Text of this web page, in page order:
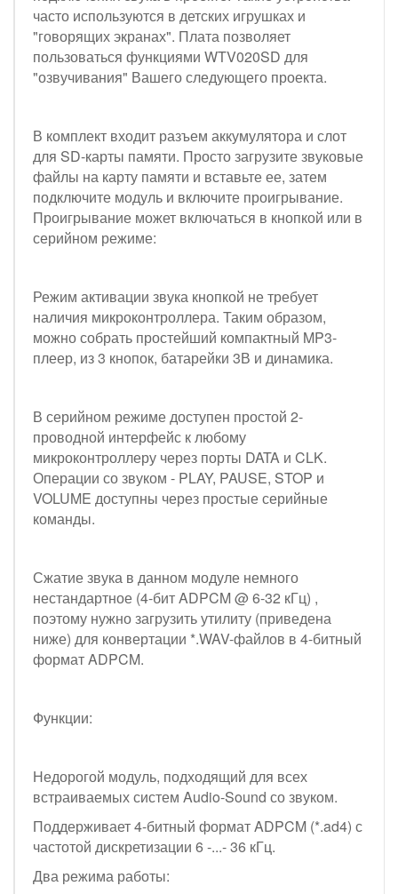
часто используются в детских игрушках и
"говорящих экранах". Плата позволяет
пользоваться функциями WTV020SD для
"озвучивания" Вашего следующего проекта.
В комплект входит разъем аккумулятора и слот
для SD-карты памяти. Просто загрузите звуковые
файлы на карту памяти и вставьте ее, затем
подключите модуль и включите проигрывание.
Проигрывание может включаться в кнопкой или в
серийном режиме:
Режим активации звука кнопкой не требует
наличия микроконтроллера. Таким образом,
можно собрать простейший компактный MP3-
плеер, из 3 кнопок, батарейки 3В и динамика.
В серийном режиме доступен простой 2-
проводной интерфейс к любому
микроконтроллеру через порты DATA и CLK.
Операции со звуком - PLAY, PAUSE, STOP и
VOLUME доступны через простые серийные
команды.
Сжатие звука в данном модуле немного
нестандартное (4-бит ADPCM @ 6-32 кГц) ,
поэтому нужно загрузить утилиту (приведена
ниже) для конвертации *.WAV-файлов в 4-битный
формат ADPCM.
Функции:
Недорогой модуль, подходящий для всех
встраиваемых систем Audio-Sound со звуком.
Поддерживает 4-битный формат ADPCM (*.ad4) с
частотой дискретизации 6 -...- 36 кГц.
Два режима работы: